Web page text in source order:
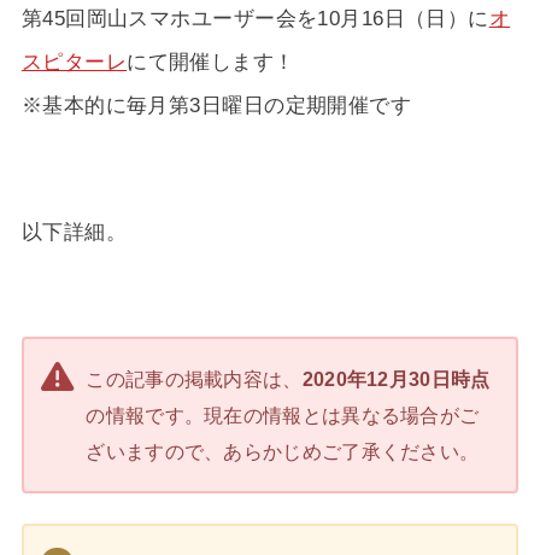
第45回岡山スマホユーザー会を10月16日（日）にオ
スピターレにて開催します！
※基本的に毎月第3日曜日の定期開催です
以下詳細。
この記事の掲載内容は、 2020年12月30日時点
の情報です。現在の情報とは異なる場合がご
ざいますので、あらかじめご了承ください。